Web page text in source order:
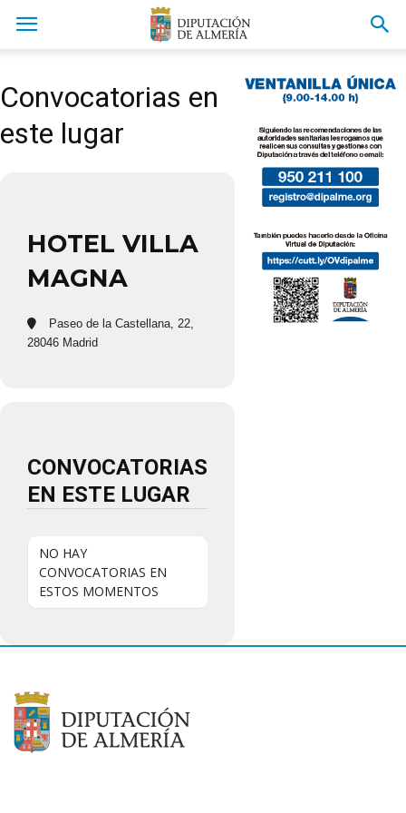
Convocatorias en
este lugar
HOTEL VILLA
MAGNA
Paseo de la Castellana, 22,
28046 Madrid
CONVOCATORIAS
EN ESTE LUGAR
NO HAY
CONVOCATORIAS EN
ESTOS MOMENTOS